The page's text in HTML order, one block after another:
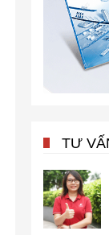
TƯ